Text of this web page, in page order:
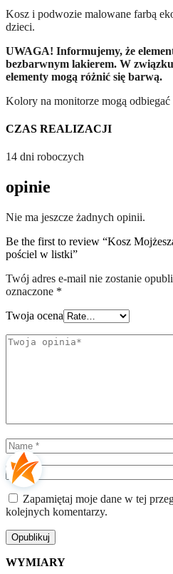
Kosz i podwozie malowane farbą
dzieci.
UWAGA! Informujemy, że
bezbarwnym lakierem. W
elementy mogą różnić się barwą.
Kolory na monitorze mogą
CZAS REALIZACJI
14 dni roboczych
opinie
Nie ma jeszcze żadnych opinii.
Be the first to review “Kosz
pościel w listki”
Twój adres e-mail nie zostanie
oznaczone *
Twoja ocena
Zapamiętaj moje dane w tej
kolejnych komentarzy.
WYMIARY